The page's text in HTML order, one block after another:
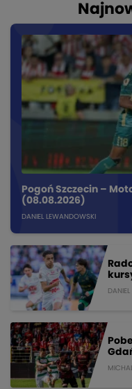
Pogoń Szczecin –
(08.08.2026)
DANIEL LEWANDOWSKI